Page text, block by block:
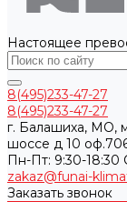
Настоящее
8(495)233-47-27
8(495)233-47-27
г. Балашиха, МО,
шоссе д 10
Пн-Пт: 9:30-18:30
zakaz@funai-
Заказать звонок